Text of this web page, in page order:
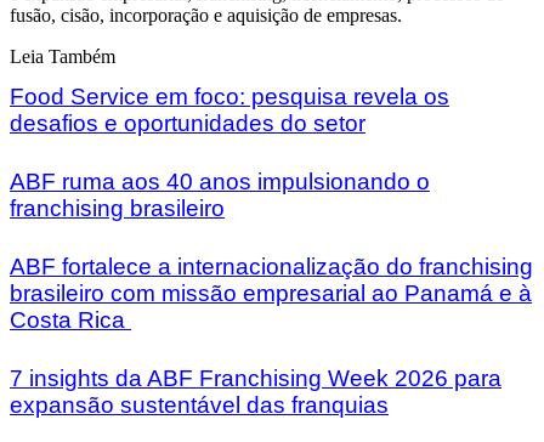
fusão, cisão, incorporação e aquisição de empresas.
Leia Também
Food Service em foco: pesquisa revela os
desafios e oportunidades do setor
ABF ruma aos 40 anos impulsionando o
franchising brasileiro
ABF fortalece a internacionalização do franchising
brasileiro com missão empresarial ao Panamá e à
Costa Rica
7 insights da ABF Franchising Week 2026 para
expansão sustentável das franquias